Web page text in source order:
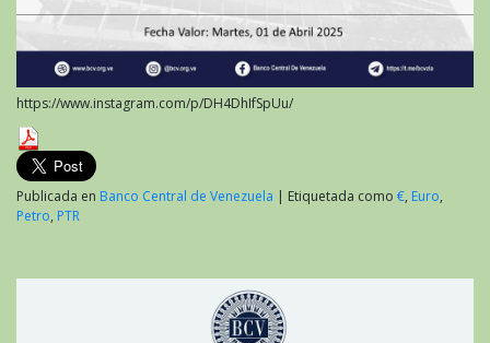
https://www.instagram.com/p/DH4DhIfSpUu/
Publicada en Banco Central de Venezuela | Etiquetada como €, Euro,
Petro, PTR